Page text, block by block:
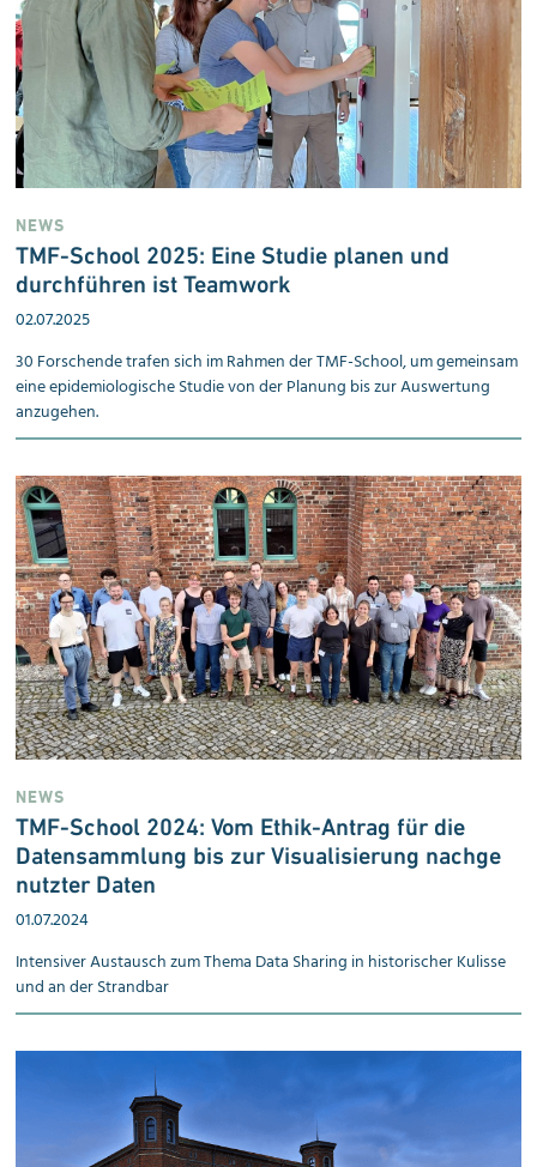
NEWS
TMF-School 2025: Eine Studie planen und
durchführen ist Teamwork
02.07.2025
30 Forschende trafen sich im Rahmen der TMF-School, um gemeinsam
eine epidemiologische Studie von der Planung bis zur Auswertung
anzugehen.
NEWS
TMF-School 2024: Vom Ethik-Antrag für die
Datensammlung bis zur Visualisierung nachge
nutzter Daten
01.07.2024
Intensiver Austausch zum Thema Data Sharing in historischer Kulisse
und an der Strandbar